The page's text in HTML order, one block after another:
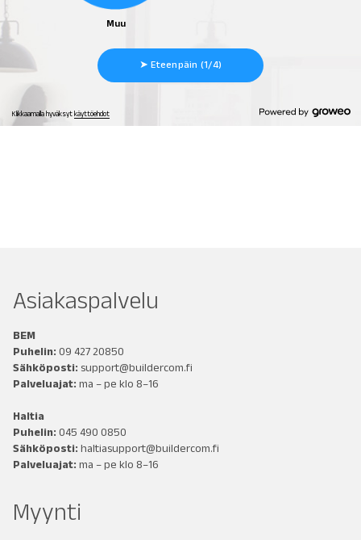
Asiakaspalvelu
BEM
Puhelin: 09 427 20850
Sähköposti: support@buildercom.fi
Palveluajat: ma – pe klo 8–16
Haltia
Puhelin: 045 490 0850
Sähköposti: haltiasupport@buildercom.fi
Palveluajat: ma – pe klo 8–16
Myynti